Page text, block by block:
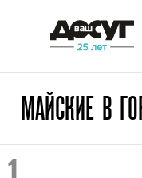
МАЙСКИЕ В